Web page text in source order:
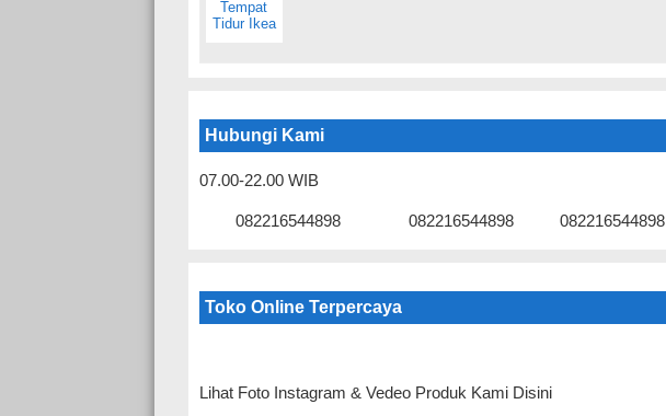
Hubungi Kami
07.00-22.00 WIB
082216544898 082216544898 082216544898
Toko Online Terpercaya
Lihat Foto Instagram & Vedeo Produk Kami Disini